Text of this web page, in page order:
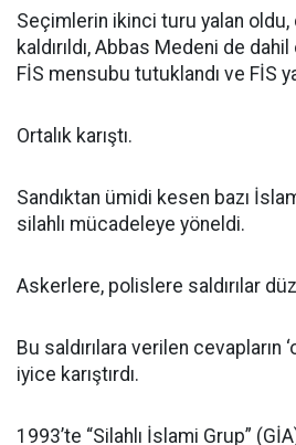
Seçimlerin ikinci turu yalan
kaldırıldı, Abbas Medeni de
FİS mensubu tutuklandı ve FİS
Ortalık karıştı.
Sandıktan ümidi kesen bazı
silahlı mücadeleye yöneldi.
Askerlere, polislere saldırılar
Bu saldırılara verilen cevapların
iyice karıştırdı.
1993’te “Silahlı İslami Grup”